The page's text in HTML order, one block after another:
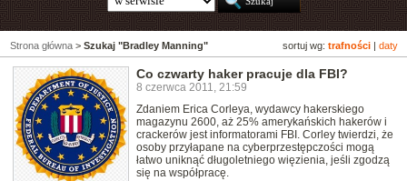
sortuj wg: trafności daty
Strona główna > Szukaj "Bradley Manning"
Co czwarty haker pracuje dla FBI?
8 czerwca 2011, 21:59
Zdaniem Erica Corleya, wydawcy hakerskiego
magazynu 2600, aż 25% amerykańskich hakerów i
crackerów jest informatorami FBI. Corley twierdzi, że
osoby przyłapane na cyberprzestępczości mogą
łatwo uniknąć długoletniego więzienia, jeśli zgodzą
się na współpracę.